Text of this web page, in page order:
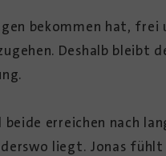
bekommen hat, frei
Deshalb bleibt
erreichen nach
liegt. Jonas fühlt